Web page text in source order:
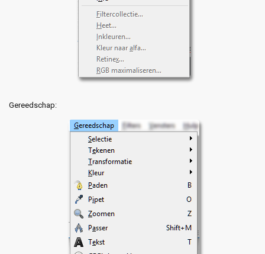
Gereedschap: